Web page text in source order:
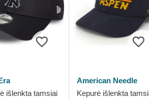
išlenkta tamsiai
American Needle
Kepurė išlenkta